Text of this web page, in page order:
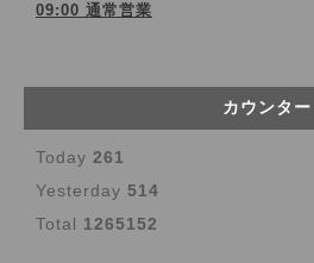
09:00 通常営業
カウンター
Today 261
Yesterday 514
Total 1265152